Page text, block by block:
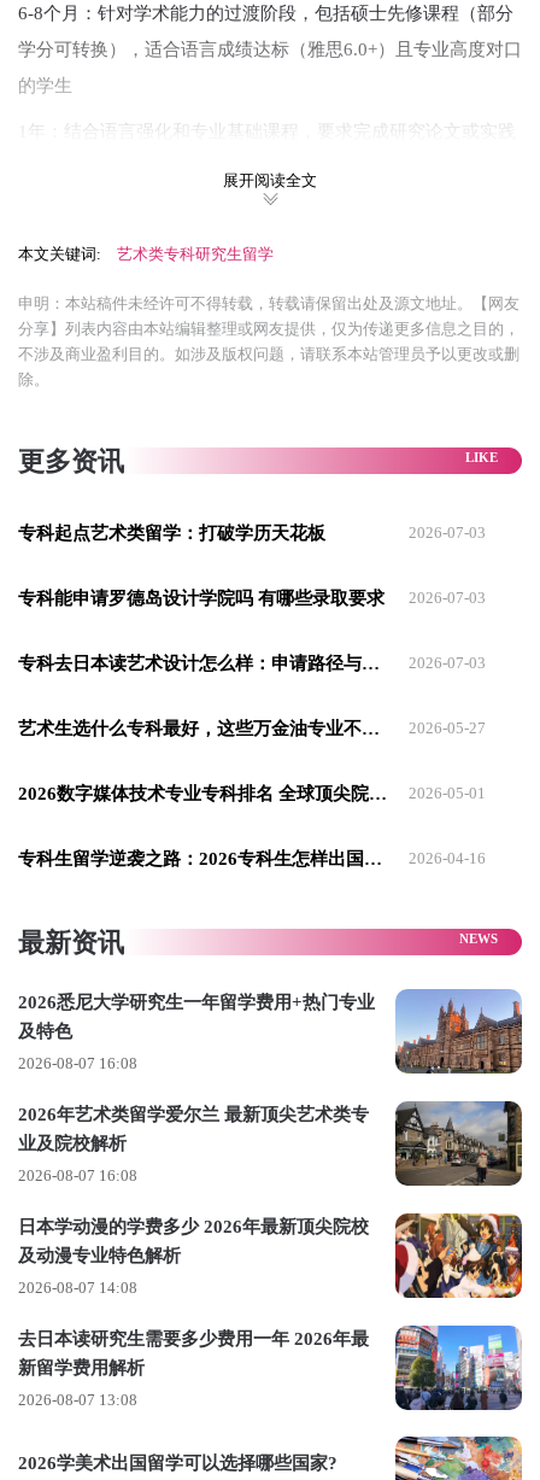
6-8个月：针对学术能力的过渡阶段，包括硕士先修课程（部分
学分可转换），适合语言成绩达标（雅思6.0+）且专业高度对口
的学生
1年：结合语言强化和专业基础课程，要求完成研究论文或实践
充微观经济学、统计学等），适合跨专业学习、成人教育大专
⭕申请条件：
✅必须是全日制大专毕业生，部分专业接受自考或成人教育
✅雅思5.5-6.0，且各项小分不低于5.0，或者达到同等水平的语
⭕申请时间（以2026年2月入学为例）：
含GPA计算说明），准备备考雅思
补充课程大纲，若语言成绩未达标，需确认配语言班的时长‘10
2025年11-12月：
料，需要阐述学业的连续性；预定宿舍；做好行前准备
内容，就为同学们分享到这里，希望对您有所帮助。如有疑问
展开阅读全文
本文关键词: 艺术类专科研究生留学
申明：本站稿件未经许可不得转载，转载请保留出处及源文地址。【网友
分享】列表内容由本站编辑整理或网友提供，仅为传递更多信息之目的，
不涉及商业盈利目的。如涉及版权问题，请联系本站管理员予以更改或删
除。
更多资讯
专科起点艺术类留学：打破学历天花板 2026-07-03
专科能申请罗德岛设计学院吗 有哪些录取要求 2026-07-03
专科去日本读艺术设计怎么样：申请路径与院校选择全解析 2026-07-03
艺术生选什么专科最好，这些万金油专业不容错过！ 2026-05-27
2026数字媒体技术专业专科排名 全球顶尖院校推荐 2026-05-01
专科生留学逆袭之路：2026专科生怎样出国留学 2026-04-16
最新资讯
2026悉尼大学研究生一年留学费用+热门专业
及特色
2026-08-07 16:08
2026年艺术类留学爱尔兰 最新顶尖艺术类专
业及院校解析
2026-08-07 16:08
日本学动漫的学费多少 2026年最新顶尖院校
及动漫专业特色解析
2026-08-07 14:08
去日本读研究生需要多少费用一年 2026年最
新留学费用解析
2026-08-07 13:08
2026学美术出国留学可以选择哪些国家?